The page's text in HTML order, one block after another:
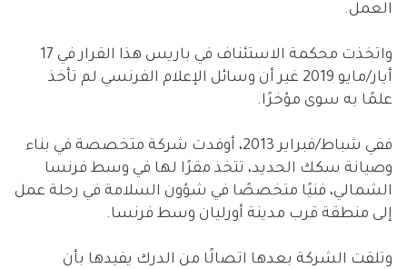
العمل.
واتخذت محكمة الاستئناف في باريس هذا القرار في 17
أيار/مايو 2019 غير أن وسائل الإعلام الفرنسي لم تأخذ
علمًا به سوى مؤخرًا.
ففي شباط/فبراير 2013، أوفدت شركة متخصصة في بناء
وصيانة سكك الحديد، تتخذ مقرًا لها في وسط فرنسا
الشمالي، فنيًا متخصصًا في شؤون السلامة في رحلة عمل
إلى منطقة قرب مدينة أورليان وسط فرنسا.
وتلقت الشركة بعدها اتصالًا من الدرك يفيدها بأن